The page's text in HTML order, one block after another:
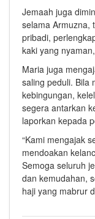
Jemaah juga
selama Armuzna,
pribadi,
kaki yang
Maria juga
saling peduli. Bila
kebingungan,
segera antarkan
laporkan kepada
“Kami mengajak
mendoakan
Semoga seluruh
dan kemudahan,
haji yang mabrur